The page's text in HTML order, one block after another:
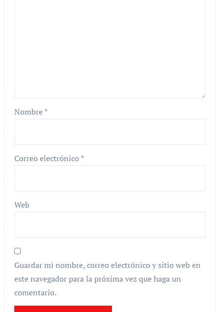
Nombre*
Correo electrónico *
Web
Guardar mi nombre, correo electrónico y sitio web en
este navegador para la próxima vez que haga un
comentario.